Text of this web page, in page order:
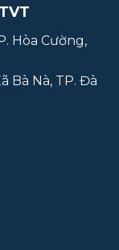
Hòa Cường,
Bà Nà, TP. Đà